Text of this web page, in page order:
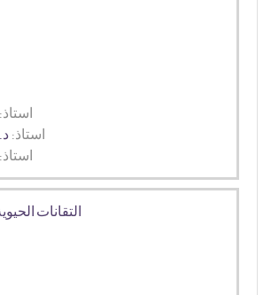
استاذ:
استاذ:
استاذ:
التقانات